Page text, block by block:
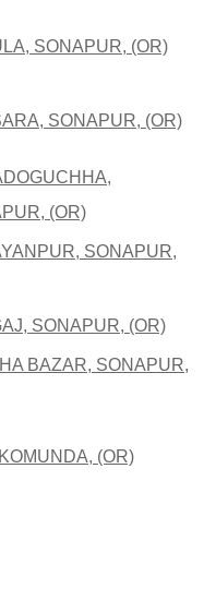
SONAPUR, (OR)
SONAPUR, (OR)
(OR)
SONAPUR,
SONAPUR, (OR)
BAZAR, SONAPUR,
(OR)